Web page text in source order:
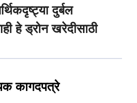
दुर्बल
हे ड्रोन खरेदीसाठी
कागदपत्रे